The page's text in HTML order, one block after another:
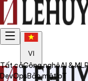
VI
Tất cảCông nghệAI & ML
DevOpsBảo mậtIoT